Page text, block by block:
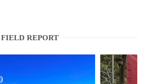
FIELD REPORT